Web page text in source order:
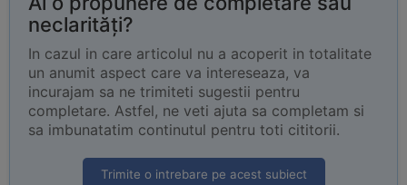
neclarități?
In cazul in care articolul nu a acoperit in totalitate
un anumit aspect care va intereseaza, va
incurajam sa ne trimiteti sugestii pentru
completare. Astfel, ne veti ajuta sa completam si
sa imbunatatim continutul pentru toti cititorii.
Trimite o intrebare pe acest subiect